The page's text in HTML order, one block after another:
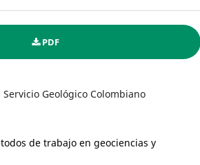
PDF
Geológico Colombiano
de trabajo en geociencias y